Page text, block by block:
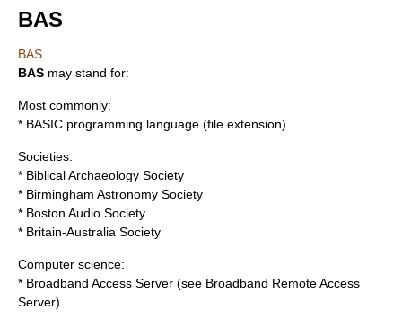
BAS
BAS
BAS may stand for:
Most commonly:
* BASIC programming language (file extension)
Societies:
* Biblical Archaeology Society
* Birmingham Astronomy Society
* Boston Audio Society
* Britain-Australia Society
Computer science:
* Broadband Access Server (see Broadband Remote Access
Server)